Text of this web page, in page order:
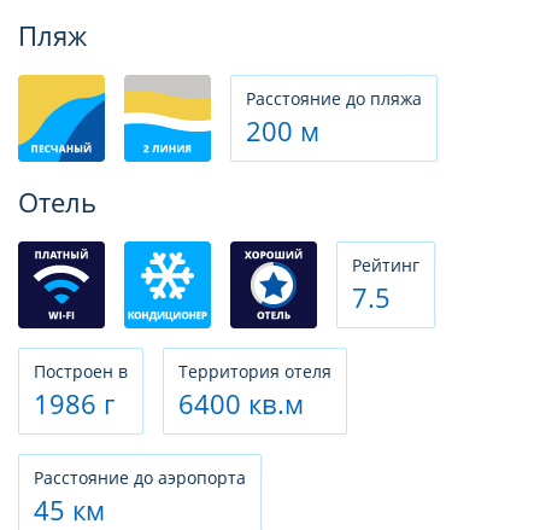
Пляж
Расстояние до пляжа
200 м
Отель
Рeйтинг
7.5
Построен в
1986 г
Территория отеля
6400 кв.м
Расстояние до аэропорта
45 км